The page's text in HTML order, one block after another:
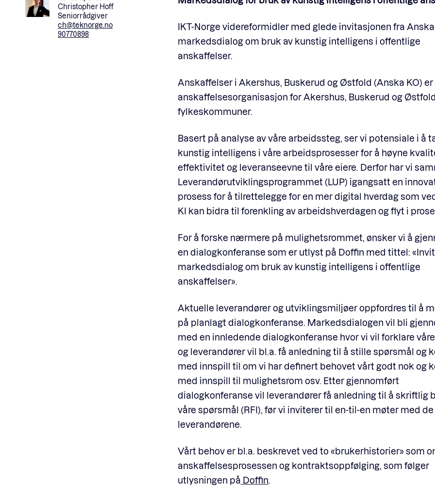
Christopher Hoff
Seniorrådgiver
ch@teknorge.no
90770898
IKT-Norge videreformidler med glede invitasjonen fra
markedsdialog om bruk av kunstig intelligens i offentlige
anskaffelser.
Anskaffelser i Akershus, Buskerud og Østfold (Anska KO) er
anskaffelsesorganisasjon for Akershus, Buskerud og Østfold
fylkeskommuner.
Basert på analyse av våre arbeidssteg, ser vi potensiale i å
kunstig intelligens i våre arbeidsprosesser for å høyne
effektivitet og leveranseevne til våre eiere. Derfor har vi
Leverandørutviklingsprogrammet (LUP) igangsatt en
prosess for å tilrettelegge for en mer digital hverdag som
KI kan bidra til forenkling av arbeidshverdagen og flyt i
For å forske nærmere på mulighetsrommet, ønsker vi å
en dialogkonferanse som er utlyst på Doffin med tittel:
markedsdialog om bruk av kunstig intelligens i offentlige
anskaffelser».
Aktuelle leverandører og utviklingsmiljøer oppfordres til å
på planlagt dialogkonferanse. Markedsdialogen vil bli
med en innledende dialogkonferanse hvor vi vil forklare våre
og leverandører vil bl.a. få anledning til å stille spørsmål og
med innspill til om vi har definert behovet vårt godt nok og
med innspill til mulighetsrom osv. Etter gjennomført
dialogkonferanse vil leverandører få anledning til å skriftlig
våre spørsmål (RFI), før vi inviterer til en-til-en møter med
leverandørene.
Vårt behov er bl.a. beskrevet ved to «brukerhistorier» som
anskaffelsesprosessen og kontraktsoppfølging, som følger
utlysningen på Doffin